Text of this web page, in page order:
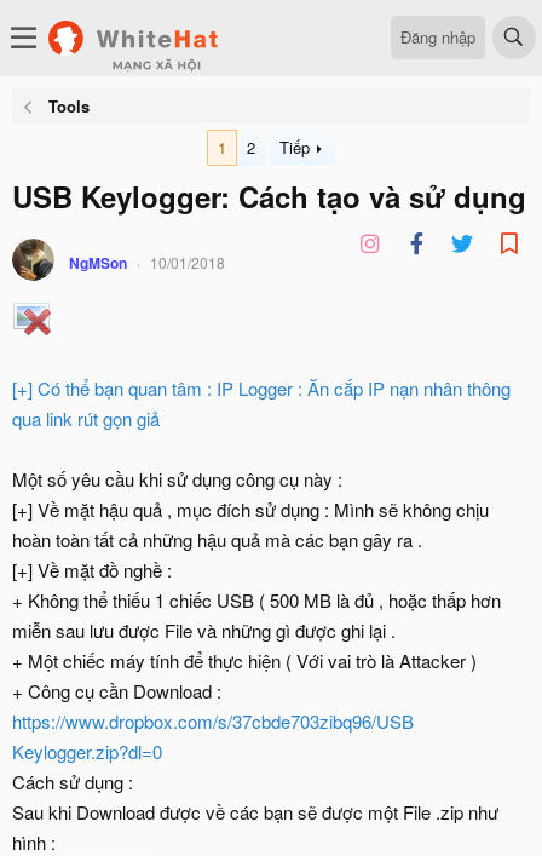
Đăng nhập
Tools
1
2 Tiếp
USB Keylogger: Cách tạo và sử dụng
NgMSon 10/01/2018
[+] Có thể bạn quan tâm : IP Logger : Ăn cắp IP nạn nhân thông
qua link rút gọn giả
Một số yêu cầu khi sử dụng công cụ này :
[+] Về mặt hậu quả , mục đích sử dụng : Mình sẽ không chịu
hoàn toàn tất cả những hậu quả mà các bạn gây ra .
[+] Về mặt đồ nghề :
+ Không thể thiếu 1 chiếc USB ( 500 MB là đủ , hoặc thấp hơn
miễn sau lưu được File và những gì được ghi lại .
+ Một chiếc máy tính để thực hiện ( Với vai trò là Attacker )
+ Công cụ cần Download :
https://www.dropbox.com/s/37cbde703zibq96/USB
Keylogger.zip?dl=0
Cách sử dụng :
Sau khi Download được về các bạn sẽ được một File .zip như
hình :